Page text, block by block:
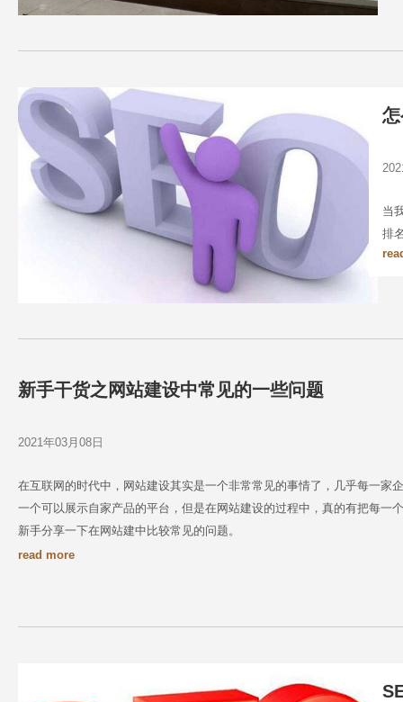
当
排
新手干货之网站建设中常见的一些问题
2021年03月08日
在互联网的时代中，网站建设其实是一个非常常见的事情了，几乎每一家
一个可以展示自家产品的平台，但是在网站建设的过程中，真的有把每一
新手分享一下在网站建中比较常见的问题。
read more